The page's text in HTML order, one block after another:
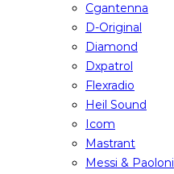
Cgantenna
D-Original
Diamond
Dxpatrol
Flexradio
Heil Sound
Icom
Mastrant
Messi & Paoloni